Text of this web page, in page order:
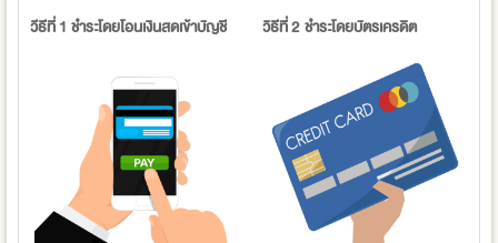
วีธีที่ 1 ชำระโดยโอนเงินสดเข้าบัญชี วิธีที่ 2 ชำระโดยบัตรเครดิต